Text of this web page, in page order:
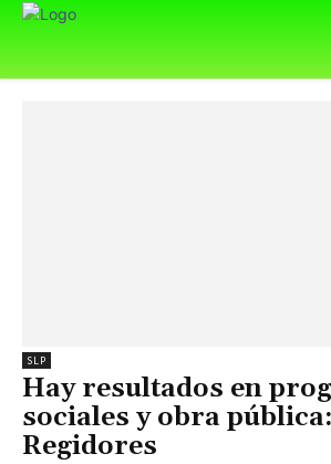
SLP
Hay resultados en
sociales y obra pública:
Regidores